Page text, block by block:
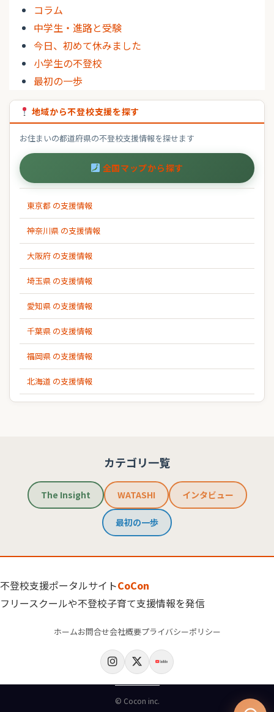
コラム
中学生・進路と受験
今日、初めて休みました
小学生の不登校
最初の一歩
地域から不登校支援を探す
お住まいの都道府県の不登校支援情報を探せます
全国マップから探す
東京都 の支援情報
神奈川県 の支援情報
大阪府 の支援情報
埼玉県 の支援情報
愛知県 の支援情報
千葉県 の支援情報
福岡県 の支援情報
北海道 の支援情報
カテゴリ一覧
The Insight WATASHI インタビュー
最初の一歩
不登校支援ポータルサイトCoCon
フリースクールや不登校子育て支援情報を発信
ホームお問合せ会社概要プライバシーポリシー
© Cocon inc.